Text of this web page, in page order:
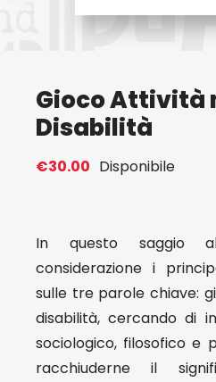
Gioco Attività
Disabilità
€30.00 Disponibile
In questo saggio
considerazione i
sulle tre parole chiave:
disabilità, cercando di
sociologico, filosofico e
racchiuderne il